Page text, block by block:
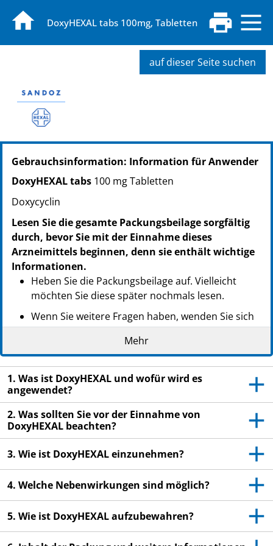
DoxyHEXAL tabs 100mg, Tabletten
auf dieser Seite suchen
PZN: 03103396
PPN: 110310339655
NTIN: 04150031033969
PPN: 110310340449
NTIN: 04150031034041
PZN: 03012015
PPN: 110301201527
NTIN: 04150030120158
Gebrauchsinformation: Information für Anwender
DoxyHEXAL tabs 100 mg Tabletten
Doxycyclin
Lesen Sie die gesamte Packungsbeilage sorgfältig
durch, bevor Sie mit der Einnahme dieses
Arzneimittels beginnen, denn sie enthält wichtige
Informationen.
Heben Sie die Packungsbeilage auf. Vielleicht
möchten Sie diese später nochmals lesen.
Wenn Sie weitere Fragen haben, wenden Sie sich
an Ihren Arzt oder Apotheker.
Dieses Arzneimittel wurde Ihnen persönlich
verschrieben. Geben Sie es nicht an Dritte weiter.
Es kann anderen Menschen schaden, auch wenn
diese die gleichen Beschwerden haben wie Sie.
Wenn Sie Nebenwirkungen bemerken, wenden Sie
sich an Ihren Arzt oder Apotheker. Dies gilt auch
Packungsbeilage angegeben sind. Siehe Abschnitt
Mehr
1. Was ist DoxyHEXAL und wofür wird es
angewendet?
2. Was sollten Sie vor der Einnahme von
DoxyHEXAL beachten?
3. Wie ist DoxyHEXAL einzunehmen?
4. Welche Nebenwirkungen sind möglich?
5. Wie ist DoxyHEXAL aufzubewahren?